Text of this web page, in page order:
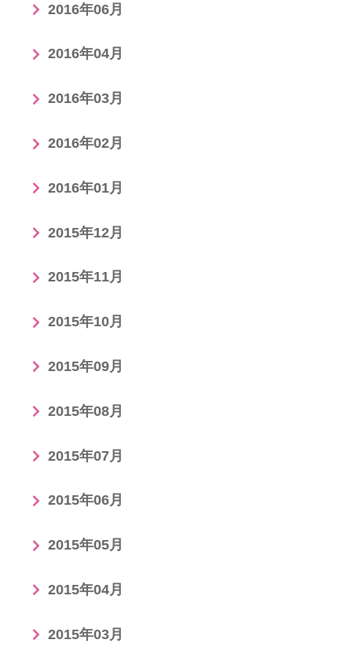
2016年06月
2016年04月
2016年03月
2016年02月
2016年01月
2015年12月
2015年11月
2015年10月
2015年09月
2015年08月
2015年07月
2015年06月
2015年05月
2015年04月
2015年03月